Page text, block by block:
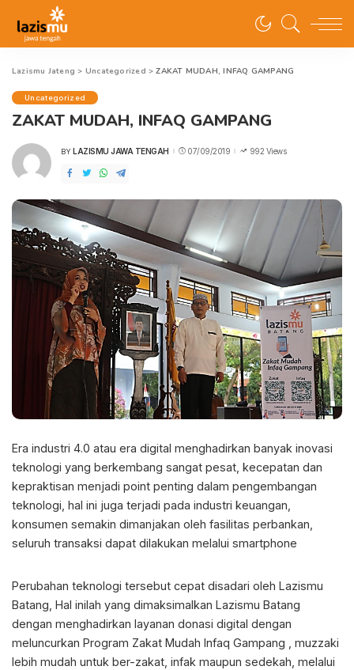
Lazismu Jateng > Uncategorized >ZAKAT MUDAH, INFAQ GAMPANG
Uncategorized
ZAKAT MUDAH, INFAQ GAMPANG
POSTED
BY LAZISMU JAWA TENGAH 07/09/2019 992 Views
Era industri 4.0 atau era digital menghadirkan banyak inovasi
teknologi yang berkembang sangat pesat, kecepatan dan
kepraktisan menjadi point penting dalam pengembangan
teknologi, hal ini juga terjadi pada industri keuangan,
konsumen semakin dimanjakan oleh fasilitas perbankan,
seluruh transaksi dapat dilakukan melalui smartphone
Perubahan teknologi tersebut cepat disadari oleh Lazismu
Batang, Hal inilah yang dimaksimalkan Lazismu Batang
dengan menghadirkan layanan donasi digital dengan
meluncurkan Program Zakat Mudah Infaq Gampang , muzzaki
lebih mudah untuk ber-zakat, infak maupun sedekah, melalui